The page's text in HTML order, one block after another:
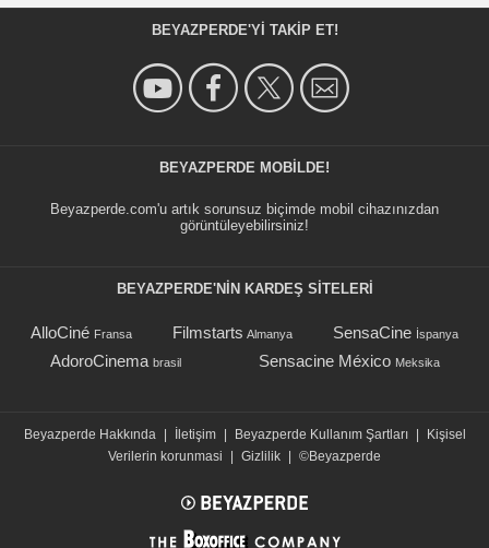
BEYAZPERDE'YI TAKIP ET!
BEYAZPERDE MOBILDE!
Beyazperde.com'u artık sorunsuz biçimde mobil cihazınızdan
görüntüleyebilirsiniz!
BEYAZPERDE'NIN KARDEŞ SİTELERİ
AlloCiné Fransa Filmstarts Almanya SensaCine İspanya
AdoroCinema brasil Sensacine México Meksika
Beyazperde Hakkında | İletişim | Beyazperde Kullanım Şartları |
Kişisel
Verilerin korunmasi
| Gizlilik | ©Beyazperde